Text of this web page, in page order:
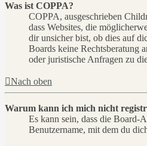
Was ist COPPA?
COPPA, ausgeschrieben
dass Websites, die
dir unsicher bist, ob dies auf
Boards keine Rechtsberatung
oder juristische Anfragen zu
Nach oben
Warum kann ich mich nicht
Es kann sein, dass die Board-
Benutzername, mit dem du